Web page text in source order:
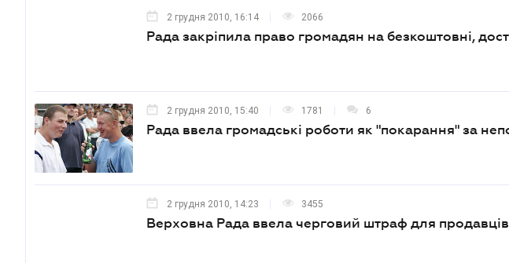
2 грудня 2010, 16:14 2066
Рада закріпила право громадян на безкоштовні,
2 грудня 2010, 15:40 1781 6
Рада ввела громадські роботи як "покарання" за
2 грудня 2010, 14:23 3455
Верховна Рада ввела черговий штраф для продавців